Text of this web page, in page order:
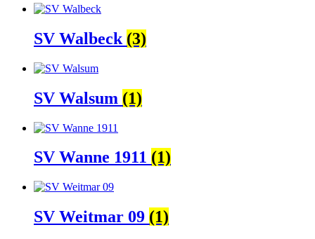
SV Walbeck (3)
SV Walsum (1)
SV Wanne 1911 (1)
SV Weitmar 09 (1)